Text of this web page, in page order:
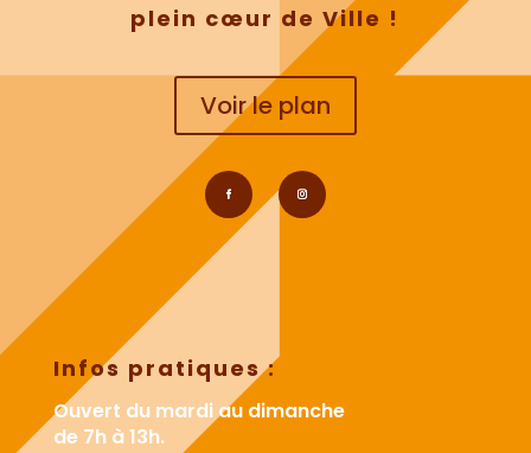
plein cœur de Ville !
Voir le plan
Infos pratiques :
Ouvert du mardi au dimanche
de 7h à 13h.